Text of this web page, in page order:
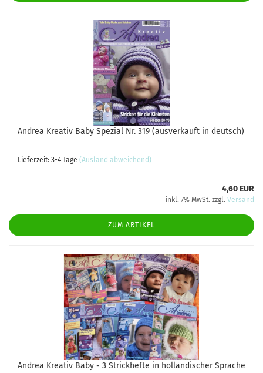
Andrea Kreativ Baby Spezial Nr. 319 (ausverkauft in deutsch)
Lieferzeit: 3-4 Tage (Ausland abweichend)
4,60 EUR
inkl. 7% MwSt. zzgl. Versand
ZUM ARTIKEL
Andrea Kreativ Baby - 3 Strickhefte in holländischer Sprache